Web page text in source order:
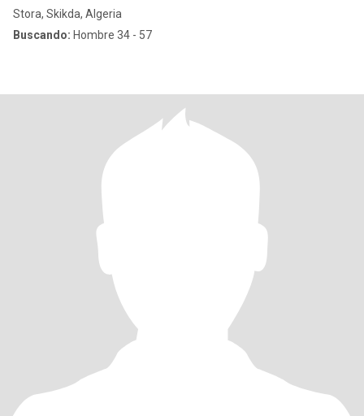
Stora, Skikda, Algeria
Buscando: Hombre 34 - 57